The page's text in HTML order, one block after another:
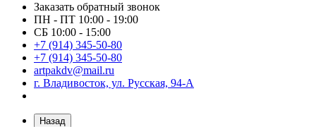
Заказать обратный звонок
ПН - ПТ 10:00 - 19:00
СБ 10:00 - 15:00
+7 (914) 345-50-80
+7 (914) 345-50-80
artpakdv@mail.ru
г. Владивосток, ул. Русская, 94-А
Назад